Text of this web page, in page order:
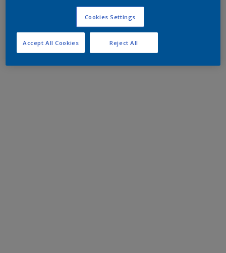
Cookies Settings
Reject All
Accept All Cookies